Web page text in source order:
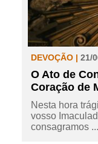
DEVOÇÃO | 21/
O Ato de
Coração de
Nesta hora
vosso
consagramos ...